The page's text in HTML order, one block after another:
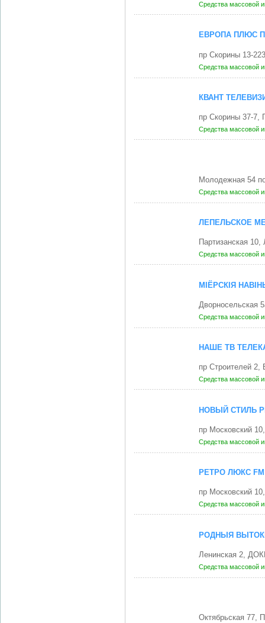
Средства массовой
ЕВРОПА ПЛЮС
пр Скорины 13-
Средства массовой
КВАНТ
пр Скорины 37-
Средства массовой
Молодежная 54
Средства массовой
ЛЕПЕЛЬСКОЕ
Партизанская
Средства массовой
МIЁРСКIЯ
Средства массовой
НАШЕ ТВ
пр Строителей
Средства массовой
НОВЫЙ СТИЛЬ
пр Московский
Средства массовой
РЕТРО ЛЮКС
пр Московский
Средства массовой
РОДНЫЯ
Ленинская 2,
Средства массовой
Октябрьская 77,